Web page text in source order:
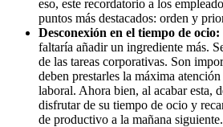
eso, este recordatorio a los
puntos más destacados: orden y
Desconexión en el tiempo de ocio:
faltaría añadir un ingrediente más.
de las tareas corporativas. Son
deben prestarles la máxima
laboral. Ahora bien, al acabar esta,
disfrutar de su tiempo de ocio y
de productivo a la mañana siguiente.